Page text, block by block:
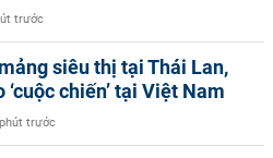
trước
siêu thị tại Thái Lan,
‘cuộc chiến’ tại Việt Nam
trước